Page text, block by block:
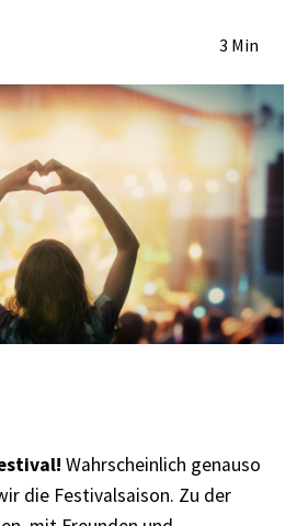
3 Min
Wahrscheinlich genauso
die Festivalsaison. Zu der